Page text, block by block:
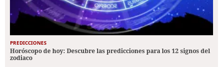
PREDICCIONES
Horóscopo de hoy: Descubre las predicciones para los 12 signos del
zodiaco